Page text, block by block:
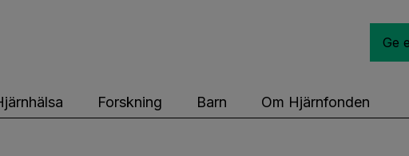
Ge
Forskning Barn Om Hjärnfonden